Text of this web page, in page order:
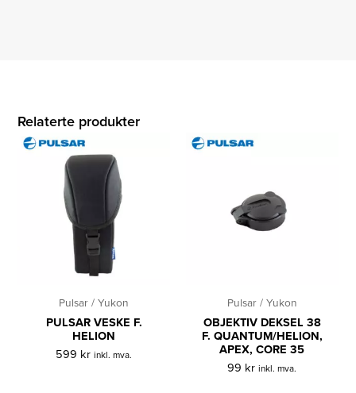
Relaterte produkter
Pulsar / Yukon
PULSAR VESKE F.
HELION
599 kr inkl. mva.
Pulsar / Yukon
OBJEKTIV DEKSEL 38
F. QUANTUM/HELION,
APEX, CORE 35
99 kr inkl. mva.